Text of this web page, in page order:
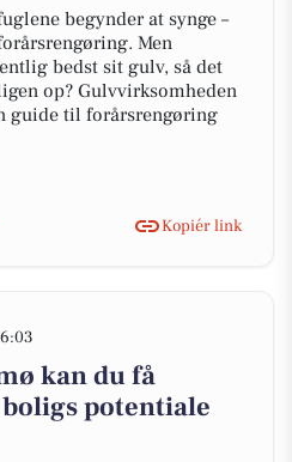
begynder at synge –
Men
bedst sit gulv, så det
op? Gulvvirksomheden
guide til forårsrengøring
Kopiér link
kan du få
potentiale